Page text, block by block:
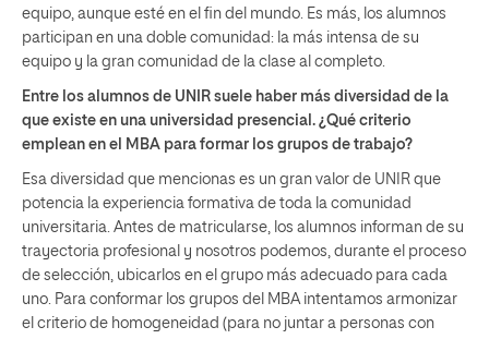
equipo, aunque esté en el fin del mundo. Es más, los alumnos
participan en una doble comunidad: la más intensa de su
equipo y la gran comunidad de la clase al completo.
Entre los alumnos de UNIR suele haber más diversidad de la
que existe en una universidad presencial. ¿Qué criterio
emplean en el MBA para formar los grupos de trabajo?
Esa diversidad que mencionas es un gran valor de UNIR que
potencia la experiencia formativa de toda la comunidad
universitaria. Antes de matricularse, los alumnos informan de su
trayectoria profesional y nosotros podemos, durante el proceso
de selección, ubicarlos en el grupo más adecuado para cada
uno. Para conformar los grupos del MBA intentamos armonizar
el criterio de homogeneidad (para no juntar a personas con